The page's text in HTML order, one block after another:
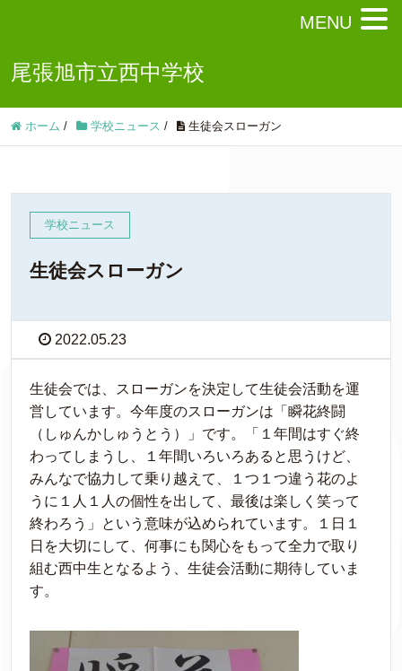
尾張旭市立西中学校
ホーム / 学校ニュース / 生徒会スローガン
学校ニュース
生徒会スローガン
2022.05.23
生徒会では、スローガンを決定して生徒会活動を運
営しています。今年度のスローガンは「瞬花終闘
（しゅんかしゅうとう）」です。「１年間はすぐ終
わってしまうし、１年間いろいろあると思うけど、
みんなで協力して乗り越えて、１つ１つ違う花のよ
うに１人１人の個性を出して、最後は楽しく笑って
終わろう」という意味が込められています。１日１
日を大切にして、何事にも関心をもって全力で取り
組む西中生となるよう、生徒会活動に期待していま
す。
MENU